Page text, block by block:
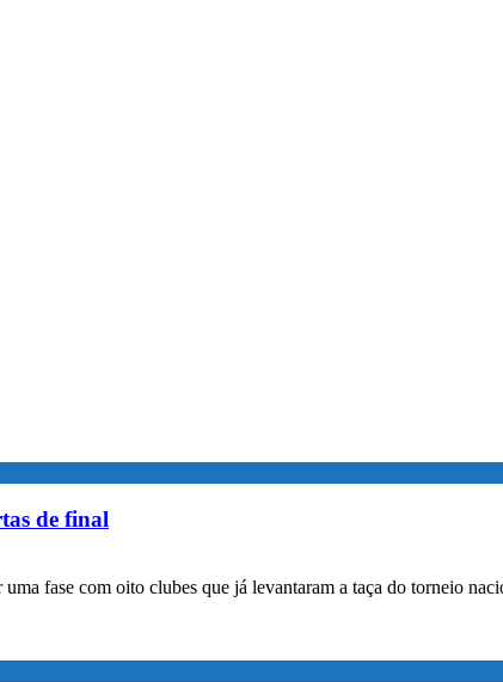
de final
fase com oito clubes que já levantaram a taça do torneio